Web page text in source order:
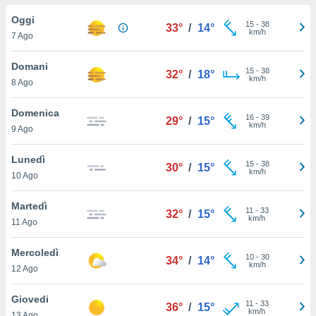
al sito
nostri
ci
di
un
la
di esso.
nella
Oggi
7 Ago
33° / 14° 15- 38
km/h
Domani
8 Ago
32° / 18° 15- 38
km/h
Domenica
9 Ago
29° / 15° 16- 39
km/h
Lunedì
10 Ago
30° / 15° 15- 38
km/h
Martedì
11 Ago
32° / 15° 11 - 33
km/h
Mercoledì
12 Ago
34° / 14° 10- 30
km/h
Giovedi
36° / 15° 11 - 33
km/h